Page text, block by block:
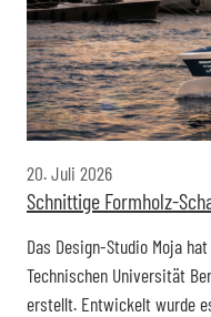
20. Juli 2026
Schnittige Formholz-
Das Design-Studio Moja
Technischen Universität
erstellt. Entwickelt wurde